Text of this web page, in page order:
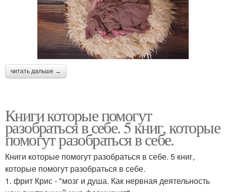
читать дальше →
Книги которые помогут
разобраться в себе. 5 книг, которые
помогут разобраться в себе.
Книги которые помогут разобраться в себе. 5 книг,
которые помогут разобраться в себе.
1. фрит Крис - "мозг и душа. Как нервная деятельность